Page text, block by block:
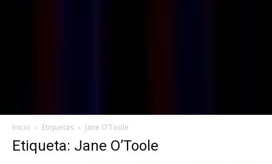
Inicio Etiquetas Jane O’Toole
Etiqueta: Jane O’Toole